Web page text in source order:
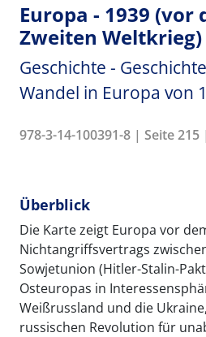
Europa - 1939 (vor
Zweiten Weltkrieg)
Geschichte -
Wandel in Europa von
978-3-14-100391-8 | Seite
Überblick
Die Karte zeigt Europa vor
Nichtangriffsvertrags
Sowjetunion (Hitler-Stalin-
Osteuropas in
Weißrussland und die
russischen Revolution für